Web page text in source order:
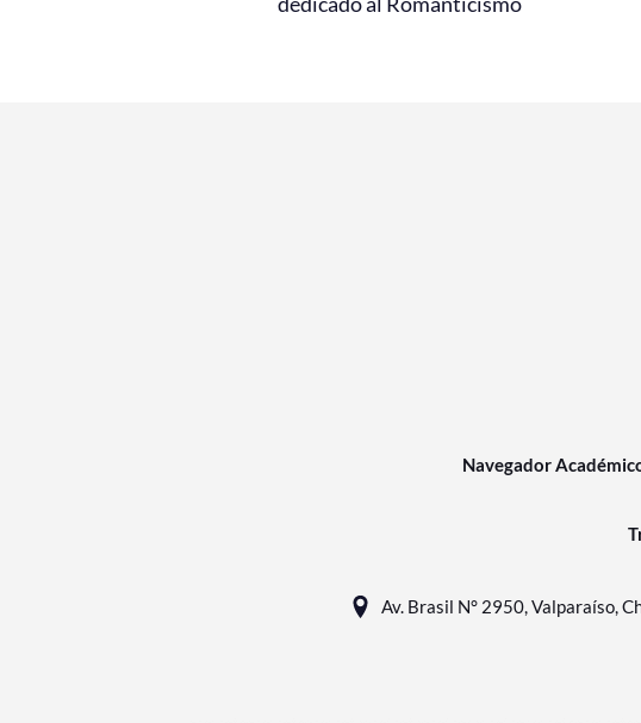
Navegador
Av. Brasil N° 2950, Valparaíso,